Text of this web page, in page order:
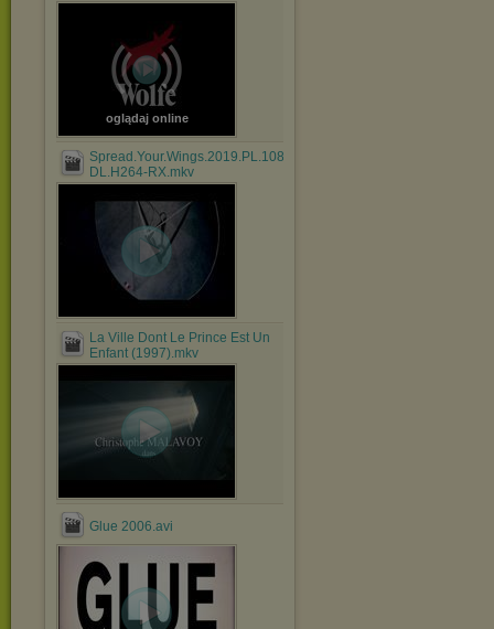
oglądaj online
Spread.Your.Wings.2019.PL.1080p.WEB-
DL.H264-RX.mkv
La Ville Dont Le Prince Est Un
Enfant (1997).mkv
Glue 2006.avi